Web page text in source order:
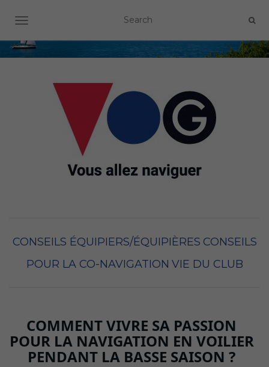
OUVRIR/FERMER LA NAVIGATION
CONSEILS ÉQUIPIERS/ÉQUIPIÈRES CONSEILS
POUR LA CO-NAVIGATION VIE DU CLUB
COMMENT VIVRE SA PASSION
POUR LA NAVIGATION EN VOILIER
PENDANT LA BASSE SAISON ?